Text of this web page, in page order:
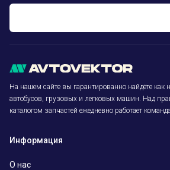
На нашем сайте вы гарантированно найдёте как
автобусов, грузовых и легковых машин. Над
каталогом запчастей ежедневно работает
Информация
О нас